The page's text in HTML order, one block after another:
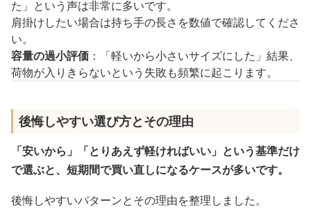
た」という声は非常に多いです。
肩掛けしたい場合は持ち手の長さを数値で確認してくださ
い。
容量の過小評価 ：「軽いから小さいサイズにした」結果、
荷物が入りきらないという失敗も頻繁に起こります。
後悔しやすい選び方とその理由
「安いから」「とりあえず軽ければいい」という基準だけ
で選ぶと、短期間で買い直しになるケースが多いです。
後悔しやすいパターンとその理由を整理しました。